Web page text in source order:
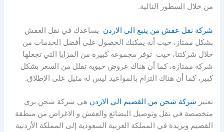
من خلال السطور التالية.
شركة نقل عفش من ينبع الى الاردن يساعدك في نقل العفش
بشكل ممتاز، حيث أنه يمكنك الحصول على أفضل الخدمات من
خلال شركتنا، حيث توفر مجموعة كبيرة من المزايا التي تجعلها
شركة ممتازة، كما أن هناك عروض حيوية تقلل من السعر بشكل
كبير، كما أن هناك التزام بالمواعيد ليس له مثيل على الإطلاق.
تعتبر شركة شحن من القصيم الي الاردن هي شركة شحن بري
متخصصة في نقل وتوصيل البضائع والعفش و الاغراض من منطقة
القصيم وبريدة في المملكة العربية السعودية إلى المملكة الأردنية